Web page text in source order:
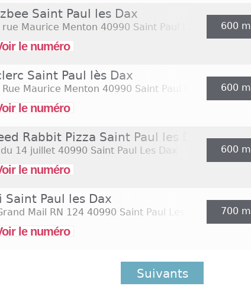
Saint Paul les Dax
rue Maurice Menton 40990 Saint Paul Les Dax
le numéro
600 m
Saint Paul lès Dax
Rue Maurice Menton 40990 Saint Paul Les Dax
le numéro
600 m
Rabbit Pizza Saint Paul les Dax
14 juillet 40990 Saint Paul Les Dax
le numéro
600 m
Saint Paul les Dax
Mail RN 124 40990 Saint Paul Les Dax
le numéro
700 m
Suivants